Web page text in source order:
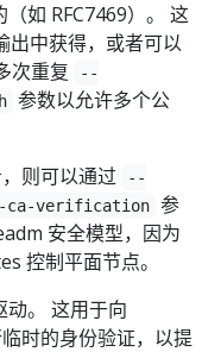
如 RFC7469）。 这
出中获得，或者可以
次重复
--
参数以允许多个公
则可以通过
--
ca-verification 参
安全模型，因为
控制平面节点。
动。 这用于向
时的身份验证，以提